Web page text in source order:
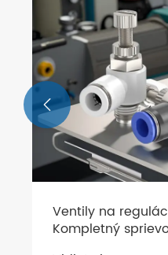
Ventily na
Kompletný
